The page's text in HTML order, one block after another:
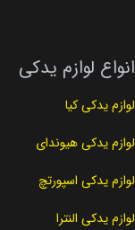
انواع لوازم یدکی
لوازم یدکی کیا
لوازم یدکی هیوندای
لوازم یدکی اسپورتچ
لوازم یدکی النترا